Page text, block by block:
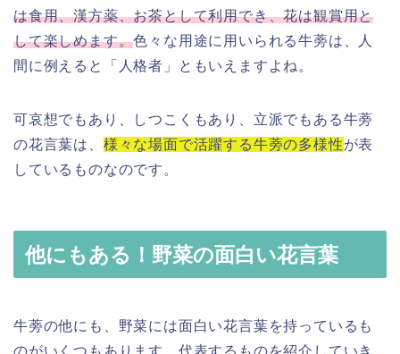
は食用、漢方薬、お茶として利用でき、花は観賞用と
して楽しめます。色々な用途に用いられる牛蒡は、人
間に例えると「人格者」ともいえますよね。
可哀想でもあり、しつこくもあり、立派でもある牛蒡
の花言葉は、 様々な場面で活躍する牛蒡の多様性が表
しているものなのです。
他にもある！野菜の面白い花言葉
牛蒡の他にも、野菜には面白い花言葉を持っているも